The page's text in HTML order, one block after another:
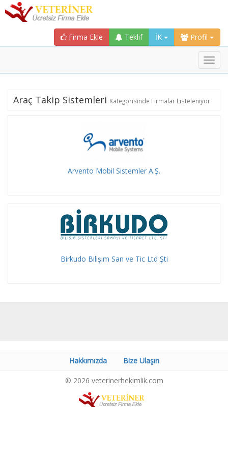
Firma Ekle Teklif İK Profil
Araç Takip Sistemleri Kategorisinde Firmalar Listeleniyor
Arvento Mobil Sistemler A.Ş.
Birkudo Bilişim San ve Tic Ltd Şti
Hakkımızda Bize Ulaşın
© 2026 veterinerhekimlik.com